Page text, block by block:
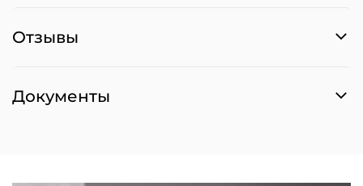
Отзывы
Документы